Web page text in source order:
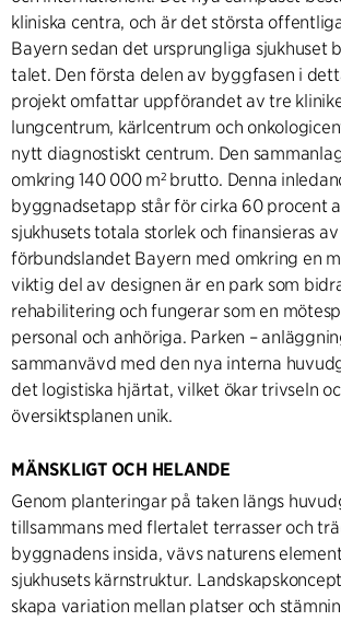
kliniska centra, och är det största
Bayern sedan det ursprungliga sjukhuset
talet. Den första delen av byggfasen i
projekt omfattar uppförandet av tre
lungcentrum, kärlcentrum och
nytt diagnostiskt centrum. Den
omkring 140 000 m² brutto. Denna
byggnadsetapp står för cirka 60 procent
sjukhusets totala storlek och finansieras
förbundslandet Bayern med omkring en
viktig del av designen är en park som
rehabilitering och fungerar som en
personal och anhöriga. Parken –
sammanvävd med den nya interna
det logistiska hjärtat, vilket ökar trivseln
översiktsplanen unik.
MÄNSKLIGT OCH HELANDE
Genom planteringar på taken längs
tillsammans med flertalet terrasser och
byggnadens insida, vävs naturens
sjukhusets kärnstruktur.
skapa variation mellan platser och